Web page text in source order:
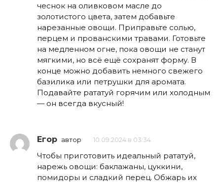
чеснок на оливковом масле до
золотистого цвета, затем добавьте
нарезанные овощи. Приправьте солью,
перцем и прованскими травами. Готовьте
на медленном огне, пока овощи не станут
мягкими, но всё ещё сохранят форму. В
конце можно добавить немного свежего
базилика или петрушки для аромата.
Подавайте рататуй горячим или холодным
— он всегда вкусный!
Егор автор 10.09.2024 в 03:34
Чтобы приготовить идеальный рататуй,
нарежь овощи: баклажаны, цуккини,
помидоры и сладкий перец. Обжарь их